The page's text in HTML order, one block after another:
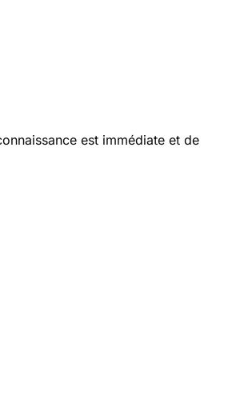
est immédiate et de